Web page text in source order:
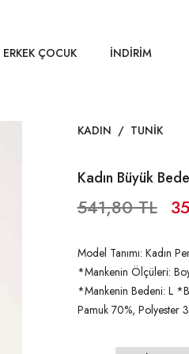
ERKEK ÇOCUK İNDİRİM
KADIN / TUNIK
Kadın Büyük
541,80 TL
Model Tanımı: Kadın
*Mankenin Ölçüleri:
*Mankenin Bedeni: L
Pamuk 70%, Polyester